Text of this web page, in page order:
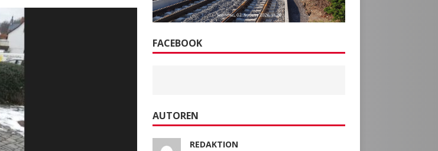
FACEBOOK
AUTOREN
REDAKTION